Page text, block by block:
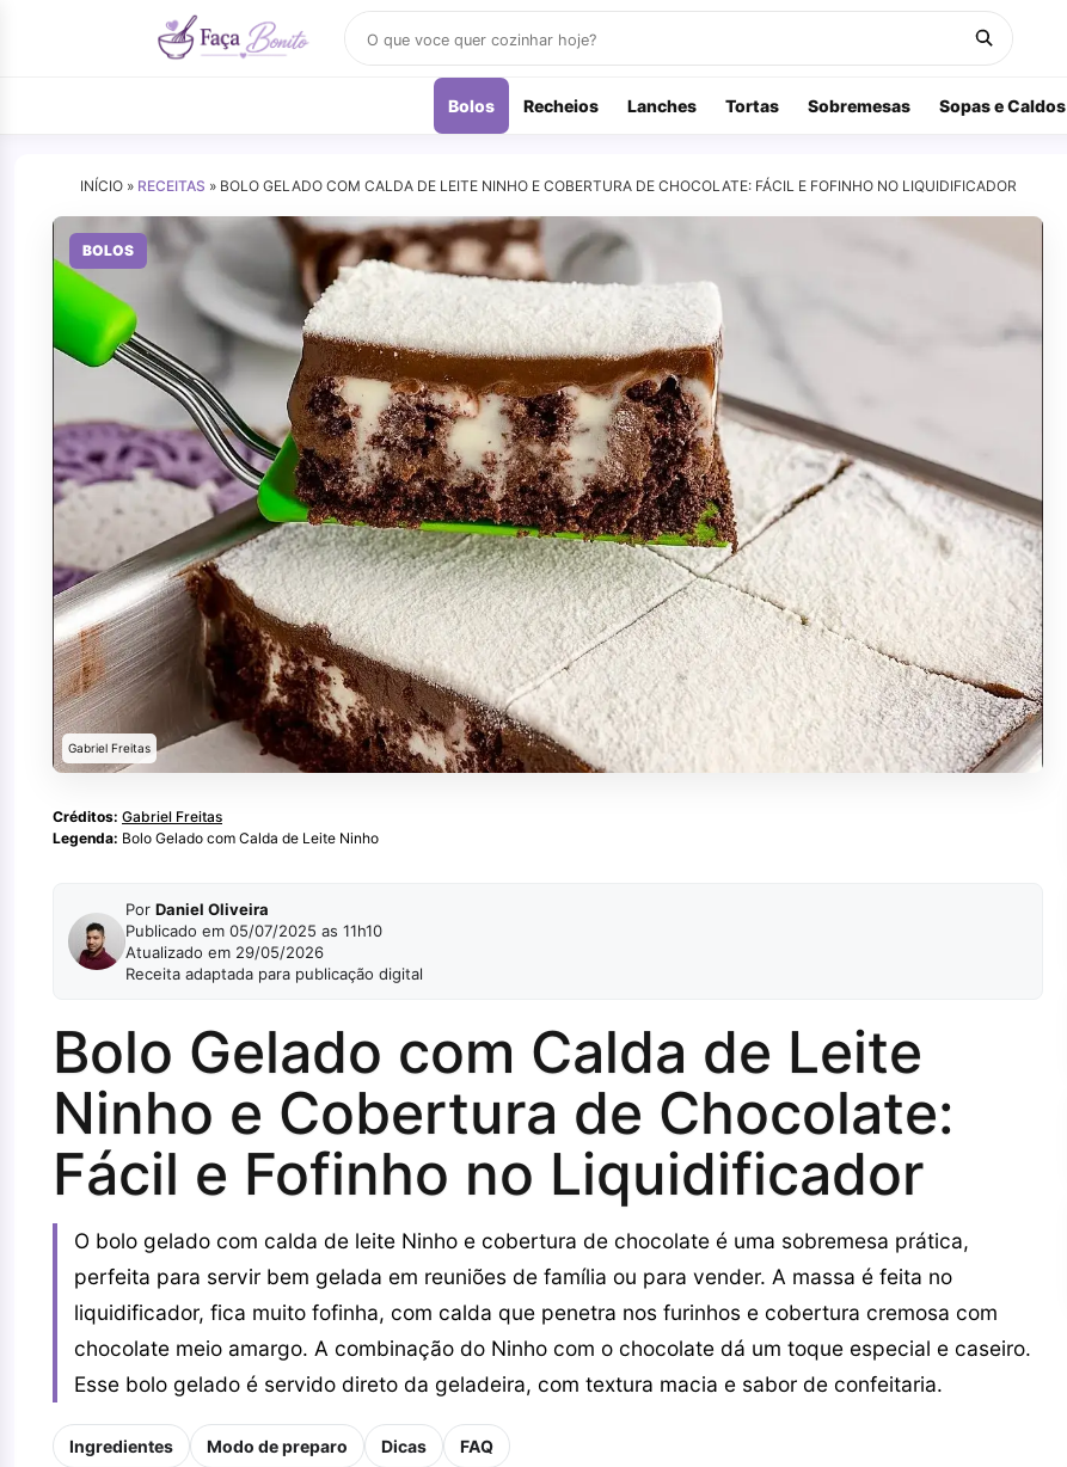
receitas
Bolos Recheios Lanches Tortas Sobremesas Sopas e Caldos
INÍCIO » RECEITAS » BOLO GELADO COM CALDA DE LEITE NINHO E COBERTURA DE CHOCOLATE: FÁCIL E FOFINHO NO LIQUIDIFICADOR
BOLOS
Gabriel Freitas
Créditos: Gabriel Freitas
Legenda: Bolo Gelado com Calda de Leite Ninho
Por Daniel Oliveira
Publicado em 05/07/2025 as 11h10
Atualizado em 29/05/2026
Receita adaptada para publicação digital
Bolo Gelado com Calda de Leite
Ninho e Cobertura de Chocolate:
Fácil e Fofinho no Liquidificador
O bolo gelado com calda de leite Ninho e cobertura de chocolate é uma sobremesa prática,
perfeita para servir bem gelada em reuniões de família ou para vender. A massa é feita no
liquidificador, fica muito fofinha, com calda que penetra nos furinhos e cobertura cremosa com
chocolate meio amargo. A combinação do Ninho com o chocolate dá um toque especial e caseiro.
Esse bolo gelado é servido direto da geladeira, com textura macia e sabor de confeitaria.
Ingredientes Modo de preparo Dicas FAQ